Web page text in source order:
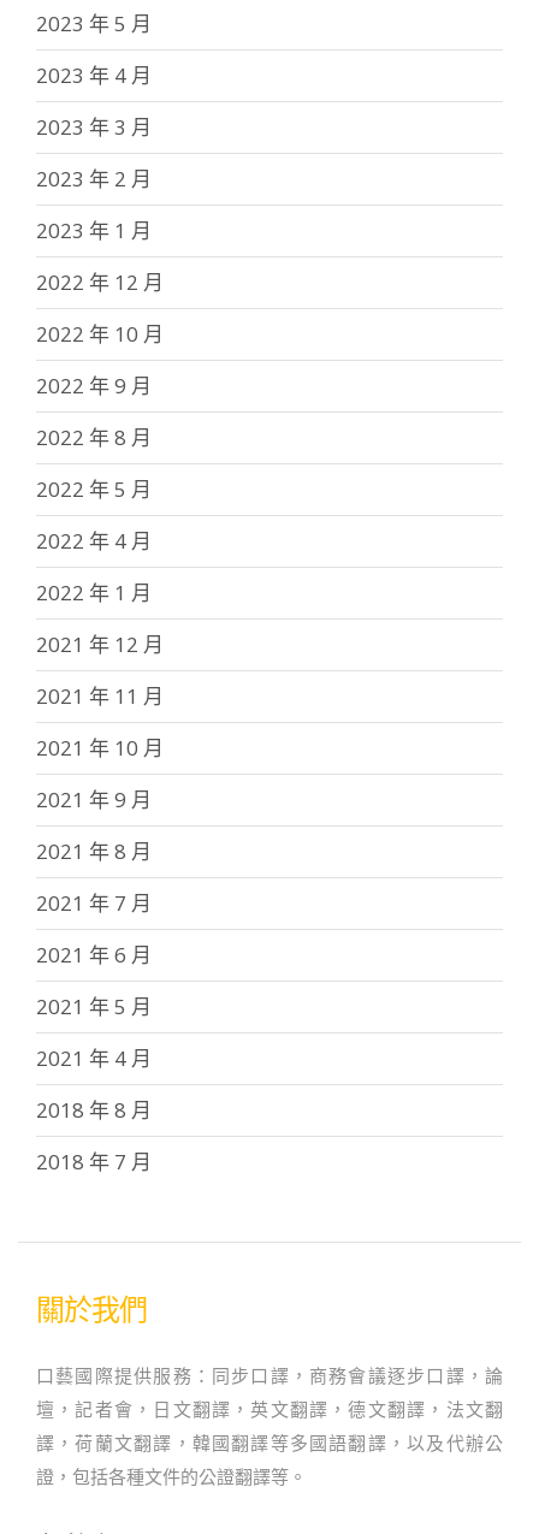
2023 年 5 月
2023 年 4 月
2023 年 3 月
2023 年 2 月
2023 年 1 月
2022 年 12 月
2022 年 10 月
2022 年 9 月
2022 年 8 月
2022 年 5 月
2022 年 4 月
2022 年 1 月
2021 年 12 月
2021 年 11 月
2021 年 10 月
2021 年 9 月
2021 年 8 月
2021 年 7 月
2021 年 6 月
2021 年 5 月
2021 年 4 月
2018 年 8 月
2018 年 7 月
關於我們
口藝國際提供服務：同步口譯，商務會議逐步口譯，論
壇，記者會，日文翻譯，英文翻譯，德文翻譯，法文翻
譯，荷蘭文翻譯，韓國翻譯等多國語翻譯，以及代辦公
證，包括各種文件的公證翻譯等。